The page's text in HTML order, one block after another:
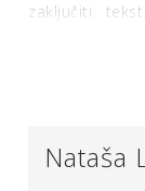
zaključiti
površini, a da
radovima, u
prvenstveno
Nataša